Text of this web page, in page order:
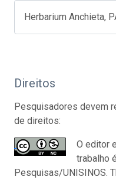
Herbarium Anchieta,
Direitos
Pesquisadores devem
de direitos:
O editor
trabalho
Pesquisas/UNISINOS.